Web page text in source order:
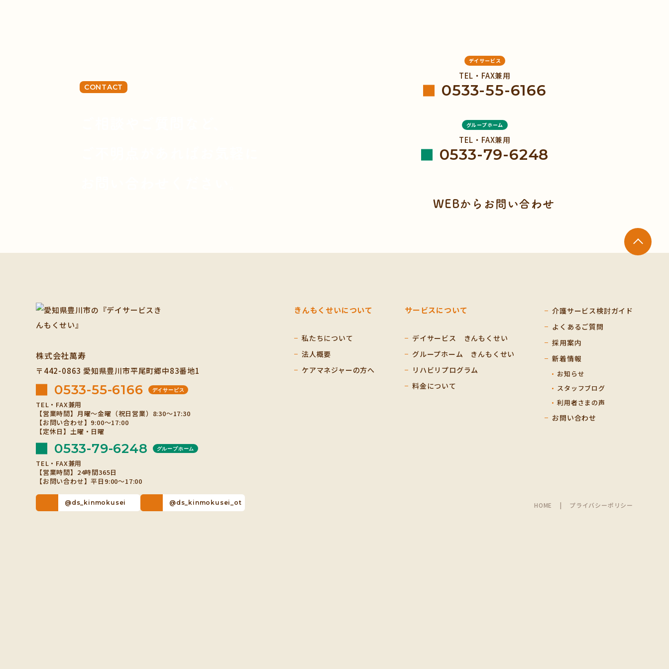
CONTACT
デイサービス
TEL・FAX兼用
0533-55-6166
グループホーム
TEL・FAX兼用
0533-79-6248
WEBからお問い合わせ
株式会社萬寿
〒442-0863 愛知県豊川市平尾町郷中83番地1
0533-55-6166 デイサービス
TEL・FAX兼用
【営業時間】月曜～金曜（祝日営業）8:30～17:30
【お問い合わせ】9:00～17:00
【定休日】土曜・日曜
0533-79-6248 グループホーム
TEL・FAX兼用
【営業時間】24時間365日
【お問い合わせ】平日9:00～17:00
@ds_kinmokusei @ds_kinmokusei_ot
きんもくせいについて
私たちについて
法人概要
ケアマネジャーの方へ
サービスについて
デイサービス きんもくせい
グループホーム きんもくせい
リハビリプログラム
料金について
介護サービス検討ガイド
よくあるご質問
採用案内
新着情報
お知らせ
スタッフブログ
利用者さまの声
お問い合わせ
HOME プライバシーポリシー